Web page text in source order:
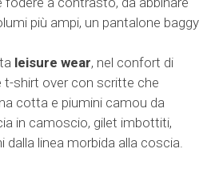
più ampi, un pantalone baggy
leisure wear, nel confort di
shirt over con scritte che
cotta e piumini camou da
in camoscio, gilet imbottiti,
dalla linea morbida alla coscia.